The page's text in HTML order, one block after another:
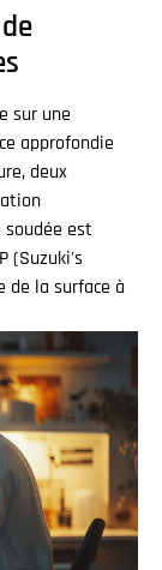
sur une
approfondie
deux
est
(Suzuki's
de la surface à